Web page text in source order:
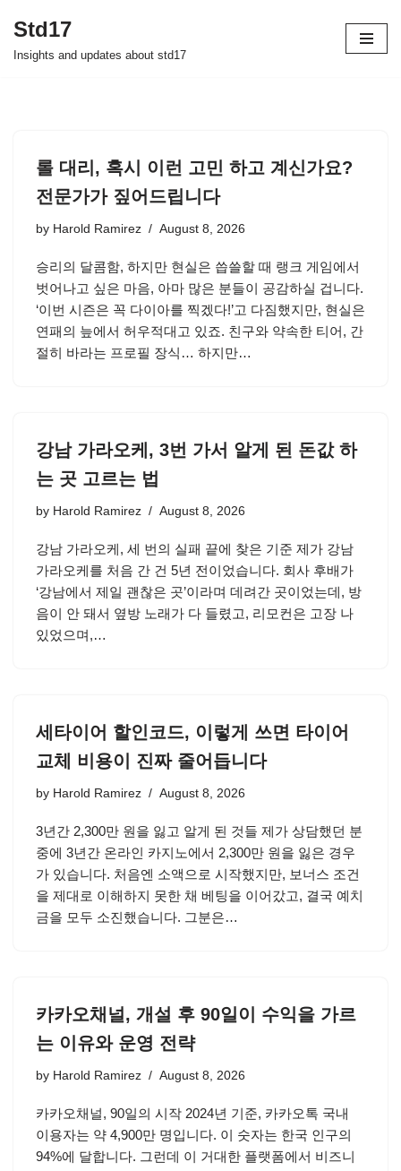
Skip
Std17
Insights and updates about std17
롤 대리, 혹시 이런 고민 하고 계신가요?
전문가가 짚어드립니다
by Harold Ramirez August 8, 2026
승리의 달콤함, 하지만 현실은 씁쓸할 때 랭크 게임에서
벗어나고 싶은 마음, 아마 많은 분들이 공감하실 겁니다.
‘이번 시즌은 꼭 다이아를 찍겠다!’고 다짐했지만, 현실은
연패의 늪에서 허우적대고 있죠. 친구와 약속한 티어, 간
절히 바라는 프로필 장식… 하지만…
강남 가라오케, 3번 가서 알게 된 돈값 하
는 곳 고르는 법
by Harold Ramirez August 8, 2026
강남 가라오케, 세 번의 실패 끝에 찾은 기준 제가 강남
가라오케를 처음 간 건 5년 전이었습니다. 회사 후배가
‘강남에서 제일 괜찮은 곳’이라며 데려간 곳이었는데, 방
음이 안 돼서 옆방 노래가 다 들렸고, 리모컨은 고장 나
있었으며,…
세타이어 할인코드, 이렇게 쓰면 타이어
교체 비용이 진짜 줄어듭니다
by Harold Ramirez August 8, 2026
3년간 2,300만 원을 잃고 알게 된 것들 제가 상담했던 분
중에 3년간 온라인 카지노에서 2,300만 원을 잃은 경우
가 있습니다. 처음엔 소액으로 시작했지만, 보너스 조건
을 제대로 이해하지 못한 채 베팅을 이어갔고, 결국 예치
금을 모두 소진했습니다. 그분은…
카카오채널, 개설 후 90일이 수익을 가르
는 이유와 운영 전략
by Harold Ramirez August 8, 2026
카카오채널, 90일의 시작 2024년 기준, 카카오톡 국내
이용자는 약 4,900만 명입니다. 이 숫자는 한국 인구의
94%에 달합니다. 그런데 이 거대한 플랫폼에서 비즈니